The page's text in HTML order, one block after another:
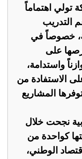
تولي اهتماماً
التدريب
خصوصاً في
على
واستدامة،
الاستفادة من
المشاريع
نجحت خلال
كواحدة من
الوطني،